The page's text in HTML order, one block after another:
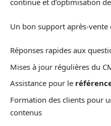
continue et d’optimisation
Un bon support après-vente
Réponses rapides aux
Mises à jour régulières du
Assistance pour le
Formation des clients pour
contenus